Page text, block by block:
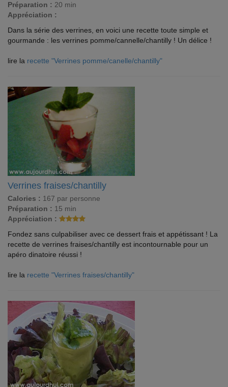
Préparation : 20 min
Appréciation :
Dans la série des verrines, en voici une recette toute simple et
gourmande : les verrines pomme/cannelle/chantilly ! Un délice !
lire la recette "Verrines pomme/canelle/chantilly"
Verrines fraises/chantilly
Calories : 167 par personne
Préparation : 15 min
Appréciation :
Fondez sans culpabiliser avec ce dessert frais et appétissant ! La
recette de verrines fraises/chantilly est incontournable pour un
apéro dinatoire réussi !
lire la recette "Verrines fraises/chantilly"